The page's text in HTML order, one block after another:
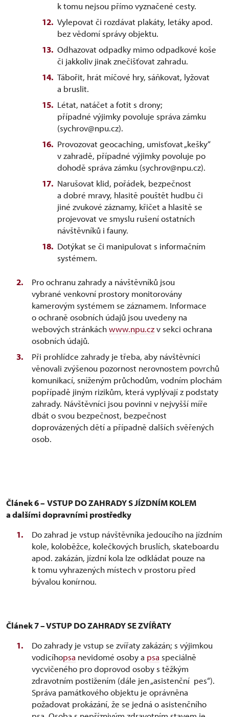
k tomu nejsou přímo vyznačené cesty.
Vylepovat či rozdávat plakáty, letáky apod.
bez vědomí správy objektu.
Odhazovat odpadky mimo odpadkové koše
či jakkoliv jinak znečišťovat zahradu.
Tábořit, hrát míčové hry, sáňkovat, lyžovat
a bruslit.
Létat, natáčet a fotit s drony;
případné výjimky povoluje správa zámku
(sychrov@npu.cz).
Provozovat geocaching, umisťovat „kešky“
v zahradě, případné výjimky povoluje po
dohodě správa zámku (sychrov@npu.cz).
Narušovat klid, pořádek, bezpečnost
a dobré mravy, hlasitě pouštět hudbu či
jiné zvukové záznamy, křičet a hlasitě se
projevovat ve smyslu rušení ostatních
návštěvníků i fauny.
Dotýkat se či manipulovat s informačním
systémem.
Pro ochranu zahrady a návštěvníků jsou
vybrané venkovní prostory monitorovány
kamerovým systémem se záznamem. Informace
o ochraně osobních údajů jsou uvedeny na
webových stránkáchwww.npu.czv sekci ochrana
osobních údajů.
Při prohlídce zahrady je třeba, aby návštěvníci
věnovali zvýšenou pozornost nerovnostem povrchů
komunikací, sníženým průchodům, vodním plochám
popřípadě jiným rizikům, která vyplývají z podstaty
zahrady. Návštěvníci jsou povinni v nejvyšší míře
dbát o svou bezpečnost, bezpečnost
doprovázených dětí a případně dalších svěřených
osob.
Článek 6 – VSTUP DO ZAHRADY S JÍZDNÍM KOLEM
a dalšími dopravními prostředky
Do zahrad je vstup návštěvníka jedoucího na jízdním
kole, koloběžce, kolečkových bruslích, skateboardu
apod. zakázán, jízdní kola lze odkládat pouze na
k tomu vyhrazených místech v prostoru před
bývalou konírnou.
Článek 7 – VSTUP DO ZAHRADY SE ZVÍŘATY
Do zahrady je vstup se zvířaty zakázán; s výjimkou
vodicíhopsa nevidomé osoby a psa speciálně
vycvičeného pro doprovod osoby s těžkým
zdravotním postižením (dále jen „asistenční pes“).
Správa památkového objektu je oprávněna
požadovat prokázání, že se jedná o asistenčního